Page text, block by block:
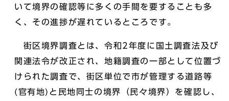
いて境界の確認等に多くの手間を要することも多
く、その進捗が遅れているところです。
街区境界調査とは、令和2年度に国土調査法及び
関連法令が改正され、地籍調査の一部として位置づ
けられた調査で、街区単位で市が管理する道路等
(官有地)と民地同士の境界（民々境界）を確認し、